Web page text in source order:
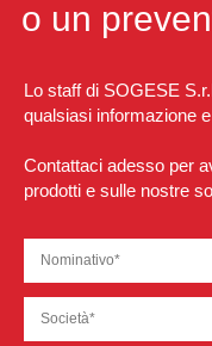
o un
Lo staff di SOGESE
qualsiasi informazione
Contattaci adesso per
prodotti e sulle nostre